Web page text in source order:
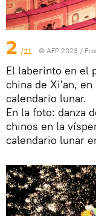
2 /21 © AFP 2023 /
El laberinto en el
china de Xi'an,
calendario lunar.
En la foto: danza
chinos en la
calendario lunar